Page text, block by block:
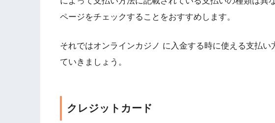
ページをチェックすることをおすすめします。
それではオンラインカジノ に入金する時に使える支払
ていきましょう。
クレジットカード